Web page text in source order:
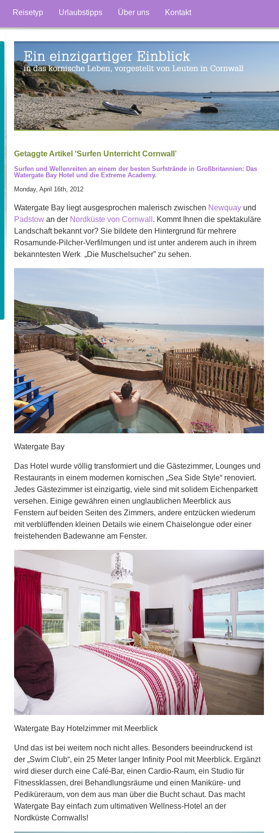
Reisetyp Urlaubstipps Über uns Kontakt
Getaggte Artikel ‘Surfen Unterricht Cornwall’
Surfen und Wellenreiten an einem der besten Surfstrände in Großbritannien: Das
Watergate Bay Hotel und die Extreme Academy.
Monday, April 16th, 2012
Watergate Bay liegt ausgesprochen malerisch zwischen Newquayund
Padstowan der Nordküste von Cornwall . Kommt Ihnen die spektakuläre
Landschaft bekannt vor? Sie bildete den Hintergrund für mehrere
Rosamunde-Pilcher-Verfilmungen und ist unter anderem auch in ihrem
bekanntesten Werk „Die Muschelsucher” zu sehen.
Watergate Bay
Das Hotel wurde völlig transformiert und die Gästezimmer, Lounges und
Restaurants in einem modernen kornischen „Sea Side Style“ renoviert.
Jedes Gästezimmer ist einzigartig, viele sind mit solidem Eichenparkett
versehen. Einige gewähren einen unglaublichen Meerblick aus
Fenstern auf beiden Seiten des Zimmers, andere entzücken wiederum
mit verblüffenden kleinen Details wie einem Chaiselongue oder einer
freistehenden Badewanne am Fenster.
Watergate Bay Hotelzimmer mit Meerblick
Und das ist bei weitem noch nicht alles. Besonders beeindruckend ist
der „Swim Club“, ein 25 Meter langer Infinity Pool mit Meerblick. Ergänzt
wird dieser durch eine Café-Bar, einen Cardio-Raum, ein Studio für
Fitnessklassen, drei Behandlungsräume und einen Maniküre- und
Pediküreraum, von dem aus man über die Bucht schaut. Das macht
Watergate Bay einfach zum ultimativen Wellness-Hotel an der
Nordküste Cornwalls!